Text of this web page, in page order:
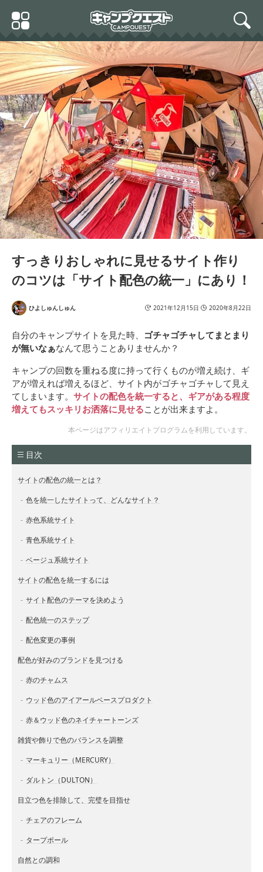
Primary
Menu
search
すっきりおしゃれに見せるサイト作り
のコツは「サイト配色の統一」にあり！
ひよしゅんしゅん 2021年12月15日 2020年8月22日
自分のキャンプサイトを見た時、 ゴチャゴチャしてまとまり
が無いなぁなんて思うことありませんか？
キャンプの回数を重ねる度に持って行くものが増え続け、ギ
アが増えれば増えるほど、サイト内がゴチャゴチャして見え
てしまいます。 サイトの配色を統一すると、ギアがある程度
増えてもスッキリお洒落に見せることが出来ますよ。
本ページはアフィリエイトプログラムを利用しています。
目次
サイトの配色の統一とは？
色を統一したサイトって、どんなサイト？
赤色系統サイト
青色系統サイト
ベージュ系統サイト
サイトの配色を統一するには
サイト配色のテーマを決めよう
配色統一のステップ
配色変更の事例
配色が好みのブランドを見つける
赤のチャムス
ウッド色のアイアールベースプロダクト
赤＆ウッド色のネイチャートーンズ
雑貨や飾りで色のバランスを調整
マーキュリー（MERCURY）
ダルトン（DULTON）
目立つ色を排除して、完璧を目指せ
チェアのフレーム
タープポール
自然との調和